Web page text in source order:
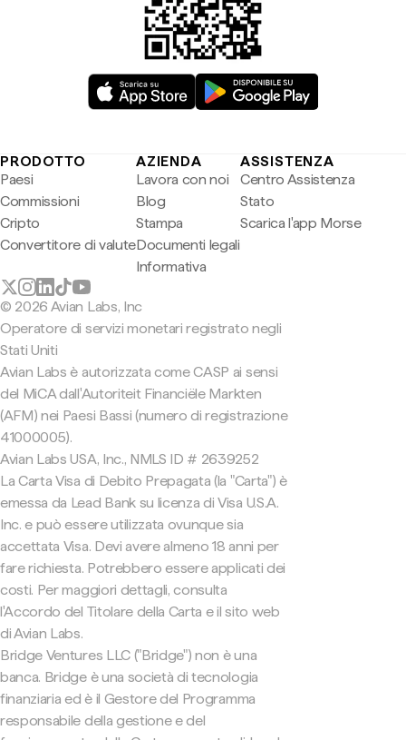
PRODOTTO
Paesi
Commissioni
Cripto
Convertitore di valute
AZIENDA
Lavora con noi
Blog
Stampa
Documenti legali
Informativa
ASSISTENZA
Centro Assistenza
Stato
Scarica l'app Morse
© 2026 Avian Labs, Inc
Operatore di servizi monetari registrato negli
Stati Uniti
Avian Labs è autorizzata come CASP ai sensi
del MiCA dall'Autoriteit Financiële Markten
(AFM) nei Paesi Bassi (numero di registrazione
41000005).
Avian Labs USA, Inc., NMLS ID # 2639252
La Carta Visa di Debito Prepagata (la "Carta") è
emessa da Lead Bank su licenza di Visa U.S.A.
Inc. e può essere utilizzata ovunque sia
accettata Visa. Devi avere almeno 18 anni per
fare richiesta. Potrebbero essere applicati dei
costi. Per maggiori dettagli, consulta
l'Accordo del Titolare della Carta e il sito web
di Avian Labs.
Bridge Ventures LLC ("Bridge") non è una
banca. Bridge è una società di tecnologia
finanziaria ed è il Gestore del Programma
responsabile della gestione e del